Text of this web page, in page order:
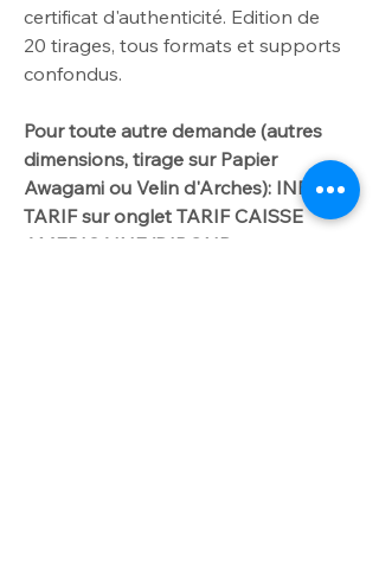
certificat d'authenticité. Edition de
20 tirages, tous formats et supports
confondus.
Pour toute autre demande (autres
dimensions, tirage sur Papier
Awagami ou Velin d'Arches): INFO
TARIF sur onglet TARIF CAISSE
AMERICAINE/DIBOND.